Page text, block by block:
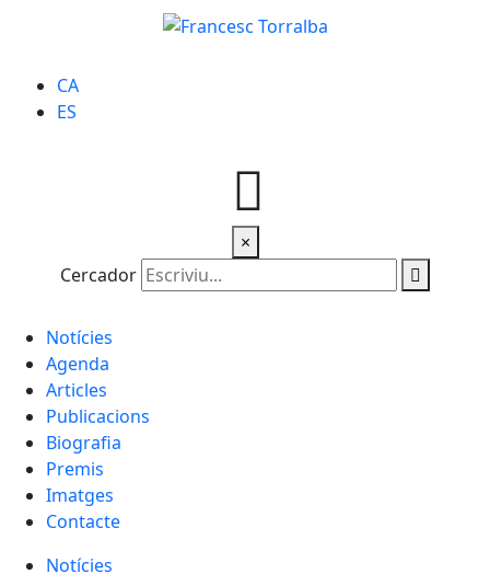
CA
ES
×
Cercador
Notícies
Agenda
Articles
Publicacions
Biografia
Premis
Imatges
Contacte
Notícies